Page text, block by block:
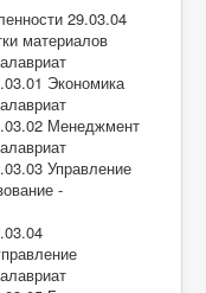
29.03.04
материалов
Экономика
Менеджмент
Управление
-